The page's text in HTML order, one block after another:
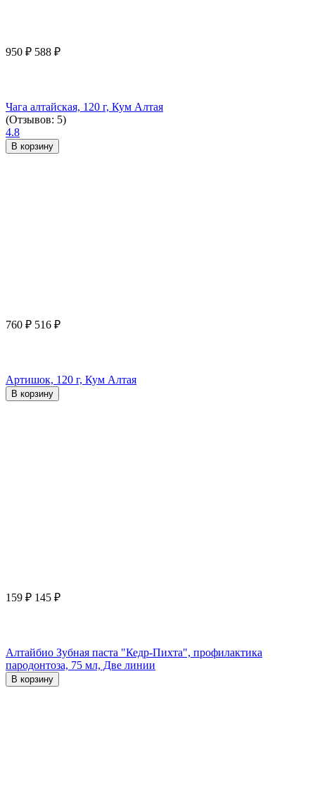
950 ₽ 588 ₽
Чага алтайская, 120 г, Кум Алтая
(Отзывов: 5)
4.8
В корзину
760 ₽ 516 ₽
Артишок, 120 г, Кум Алтая
В корзину
159 ₽ 145 ₽
Алтайбио Зубная паста "Кедр-Пихта", профилактика
пародонтоза, 75 мл, Две линии
В корзину